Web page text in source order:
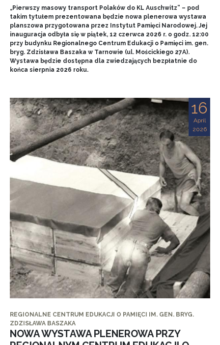
„Pierwszy masowy transport Polaków do KL Auschwitz” – pod
takim tytułem prezentowana będzie nowa plenerowa wystawa
planszowa przygotowana przez Instytut Pamięci Narodowej. Jej
inauguracja odbyła się w piątek, 12 czerwca 2026 r. o godz. 12:00
przy budynku Regionalnego Centrum Edukacji o Pamięci im. gen.
bryg. Zdzisława Baszaka w Tarnowie (ul. Mościckiego 27A).
Wystawa będzie dostępna dla zwiedzających bezpłatnie do
końca sierpnia 2026 roku.
16
April
2026
REGIONALNE CENTRUM EDUKACJI O PAMIĘCI IM. GEN. BRYG.
ZDZISŁAWA BASZAKA
NOWA WYSTAWA PLENEROWA PRZY